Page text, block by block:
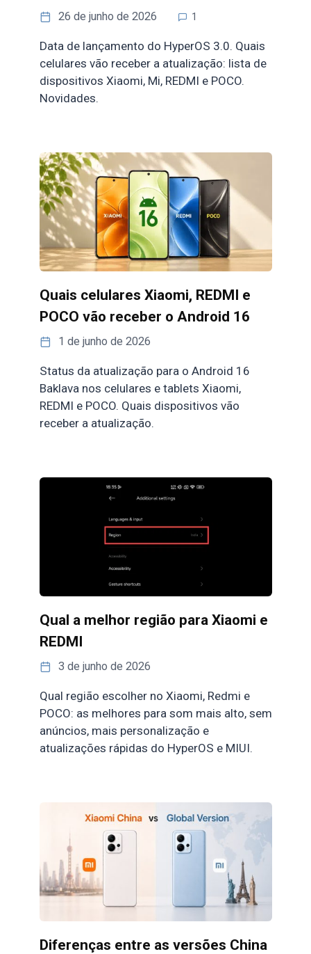
26 de junho de 2026 1
Data de lançamento do HyperOS 3.0. Quais
celulares vão receber a atualização: lista de
dispositivos Xiaomi, Mi, REDMI e POCO.
Novidades.
Quais celulares Xiaomi, REDMI e
POCO vão receber o Android 16
1 de junho de 2026
Status da atualização para o Android 16
Baklava nos celulares e tablets Xiaomi,
REDMI e POCO. Quais dispositivos vão
receber a atualização.
Qual a melhor região para Xiaomi e
REDMI
3 de junho de 2026
Qual região escolher no Xiaomi, Redmi e
POCO: as melhores para som mais alto, sem
anúncios, mais personalização e
atualizações rápidas do HyperOS e MIUI.
Diferenças entre as versões China